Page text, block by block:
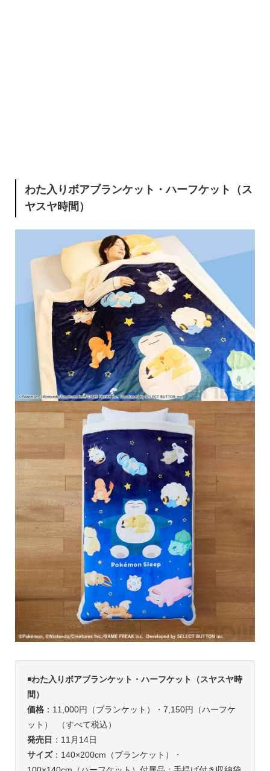
わた入りボアブランケット・ハーフケット（ス
ヤスヤ時間）
◾️わた入りボアブランケット・ハーフケット（スヤスヤ時
間）
価格：11,000円（ブランケット）・7,150円（ハーフケ
ット） （すべて税込）
発売日 ：11月14日
サイズ：140×200cm（ブランケット）・